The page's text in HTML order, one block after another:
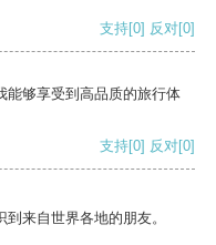
支持[0] 反对[0]
能够享受到高品质的旅行体
支持[0] 反对[0]
来自世界各地的朋友。